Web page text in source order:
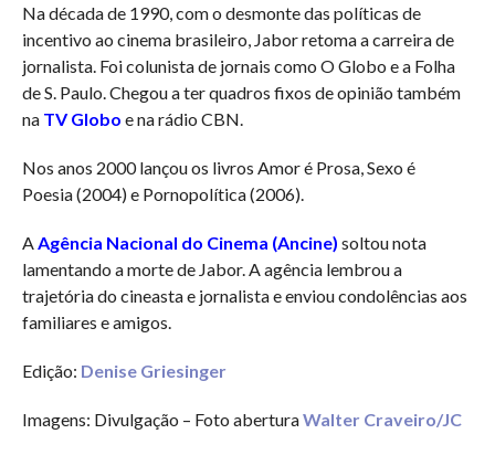
Na década de 1990, com o desmonte das políticas de
incentivo ao cinema brasileiro, Jabor retoma a carreira de
jornalista. Foi colunista de jornais como O Globo e a Folha
de S. Paulo. Chegou a ter quadros fixos de opinião também
na TV Globo e na rádio CBN.
Nos anos 2000 lançou os livros Amor é Prosa, Sexo é
Poesia (2004) e Pornopolítica (2006).
AAgência Nacional do Cinema (Ancine) soltou nota
lamentando a morte de Jabor. A agência lembrou a
trajetória do cineasta e jornalista e enviou condolências aos
familiares e amigos.
Edição: Denise Griesinger
Imagens: Divulgação – Foto aberturaWalter Craveiro/JC